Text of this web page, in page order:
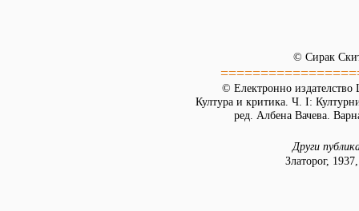
© Сирак
© Електронно издателство
Култура и критика. Ч. I:
ред. Албена Вачева.
Други
Златорог,